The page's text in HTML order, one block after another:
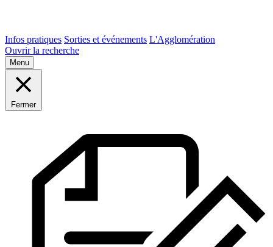
Infos pratiques Sorties et événements L'Agglomération
Ouvrir la recherche
Menu
Fermer